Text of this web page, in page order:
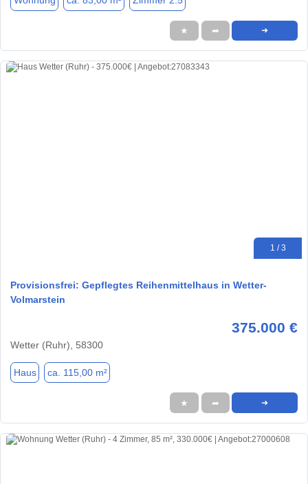
★ ➦ ➜
1 / 3
Provisionsfrei: Gepflegtes Reihenmittelhaus in Wetter-
Volmarstein
375.000 €
Wetter (Ruhr), 58300
Haus ca. 115,00 m²
★ ➦ ➜